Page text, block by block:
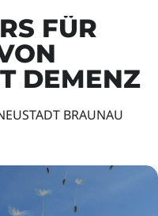
FÜR
DEMENZ
BRAUNAU